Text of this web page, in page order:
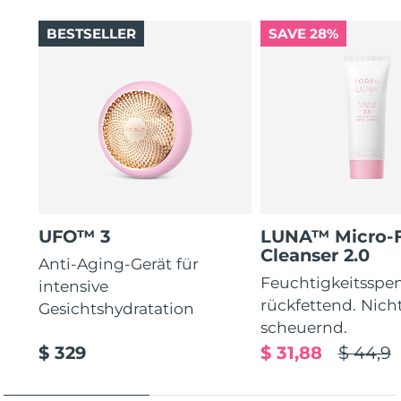
UFO™ 3
Anti-Aging-Gerät für
intensive
Gesichtshydratation
$ 329
BESTSELLER SAVE 28%
LUNA™ Micro-
Cleanser 2.0
rückfettend.
scheuernd.
$ 44,9
$ 31,88